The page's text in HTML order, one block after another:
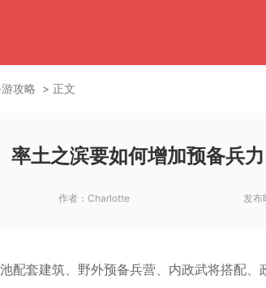
攻略 正文
率土之滨要如何增加预备兵力
作者： Charlotte 发布
配套建筑、野外预备兵营、内政武将搭配